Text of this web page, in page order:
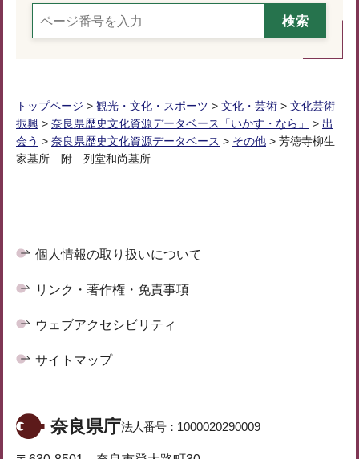
トップページ > 観光・文化・スポーツ > 文化・芸術 > 文化芸術
振興 > 奈良県歴史文化資源データベース「いかす・なら」 > 出
会う > 奈良県歴史文化資源データベース > その他 > 芳徳寺柳生
家墓所 附 列堂和尚墓所
個人情報の取り扱いについて
リンク・著作権・免責事項
ウェブアクセシビリティ
サイトマップ
奈良県庁法人番号： 1000020290009